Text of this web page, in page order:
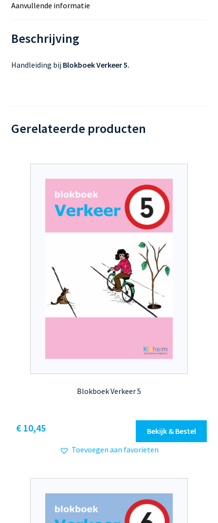
Aanvullende informatie
Beschrijving
Handleiding bij Blokboek Verkeer 5.
Gerelateerde producten
Blokboek Verkeer 5
€ 10,45 Bekijk & Bestel
heeft
kan
Toevoegen aan favorieten